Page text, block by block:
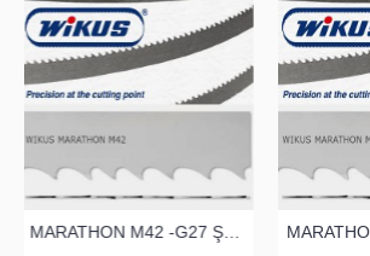
MARATHON M42 -G27 ŞERİT TESTERE